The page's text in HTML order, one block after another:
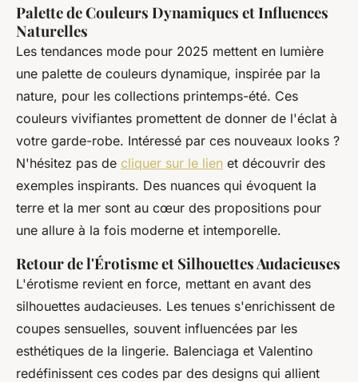
Palette de Couleurs Dynamiques et Influences
Naturelles
Les tendances mode pour 2025 mettent en lumière
une palette de couleurs dynamique, inspirée par la
nature, pour les collections printemps-été. Ces
couleurs vivifiantes promettent de donner de l'éclat à
votre garde-robe. Intéressé par ces nouveaux looks ?
N'hésitez pas de cliquer sur le lien et découvrir des
exemples inspirants. Des nuances qui évoquent la
terre et la mer sont au cœur des propositions pour
une allure à la fois moderne et intemporelle.
Retour de l'Érotisme et Silhouettes Audacieuses
L'érotisme revient en force, mettant en avant des
silhouettes audacieuses. Les tenues s'enrichissent de
coupes sensuelles, souvent influencées par les
esthétiques de la lingerie. Balenciaga et Valentino
redéfinissent ces codes par des designs qui allient